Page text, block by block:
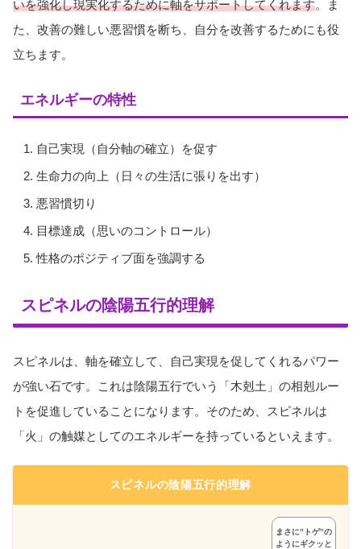
いを強化し現実化するために軸をサポートしてくれます。ま
た、改善の難しい悪習慣を断ち、自分を改善するためにも役
立ちます。
エネルギーの特性
自己実現（自分軸の確立）を促す
生命力の向上（日々の生活に張りを出す）
悪習慣切り
目標達成（思いのコントロール）
性格のポジティブ面を強調する
スピネルの陰陽五行的理解
スピネルは、軸を確立して、自己実現を促してくれるパワー
が強い石です。これは陰陽五行でいう「木剋土」の相剋ルー
トを促進していることになります。そのため、スピネルは
「火」の触媒としてのエネルギーを持っているといえます。
スピネルの陰陽五行的理解
まさに”トゲ”の
ようにギクッと